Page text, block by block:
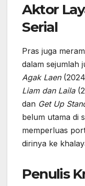
Aktor
Serial
Pras juga
dalam sejumlah
Agak Laen
Liam dan Laila
dan Get Up
belum utama di
memperluas
dirinya ke
Penulis